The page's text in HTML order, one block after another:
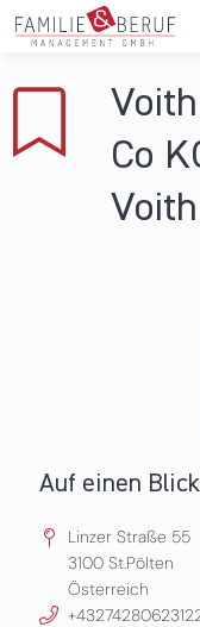
Direkt zum Inhalt
Gemeinden
Hochschulen
Co
Auf einen Blick
Linzer Straße 55
3100 St.Pölten
Österreich